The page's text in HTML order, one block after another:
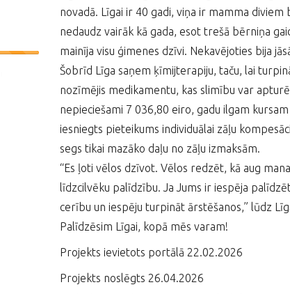
novadā. Līgai ir 40 gadi, viņa ir mamma
nedaudz vairāk kā gada, esot trešā bērniņa
mainīja visu ģimenes dzīvi. Nekavējoties bija
Šobrīd Līga saņem ķīmijterapiju, taču, lai
nozīmējis medikamentu, kas slimību var
nepieciešami 7 036,80 eiro, gadu ilgam
iesniegts pieteikums individuālai zāļu
segs tikai mazāko daļu no zāļu izmaksām.
“Es ļoti vēlos dzīvot. Vēlos redzēt, kā aug
līdzcilvēku palīdzību. Ja Jums ir iespēja
cerību un iespēju turpināt ārstēšanos,” lūdz
Palīdzēsim Līgai, kopā mēs varam!
Projekts ievietots portālā 22.02.2026
Projekts noslēgts 26.04.2026